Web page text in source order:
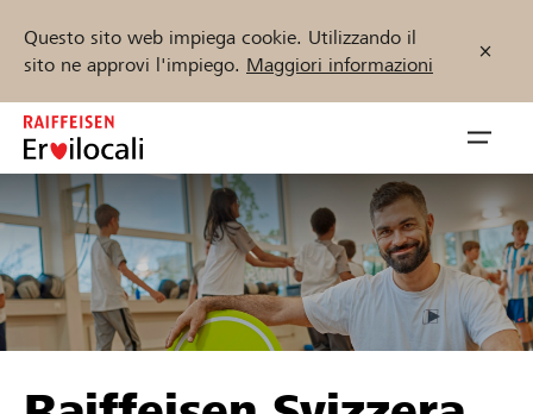
Questo sito web impiega cookie. Utilizzando il
sito ne approvi l'impiego. Maggiori informazioni
Zum
Inhalt
springen
öffnen
Trova progetti e organizzazioni
Inizia ora